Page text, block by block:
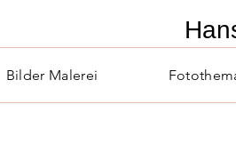
Bilder Malerei